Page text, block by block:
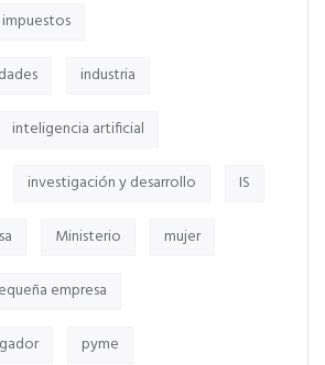
impuestos
industria
inteligencia artificial
investigación y desarrollo IS
Ministerio mujer
empresa
pyme